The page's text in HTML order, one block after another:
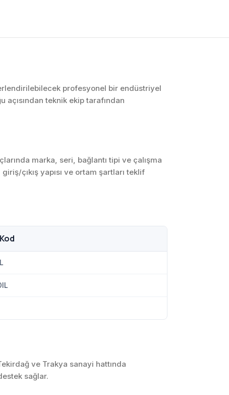
Makine Otomasyonu
Proses Otomasyonu
Robotik ve Hareket
profesyonel bir endüstriyel
teknik ekip tarafından
marka, seri, bağlantı tipi ve çalışma
çıkış yapısı ve ortam şartları teklif
ve Trakya sanayi hattında
sağlar.